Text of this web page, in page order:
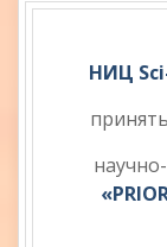
НИЦ